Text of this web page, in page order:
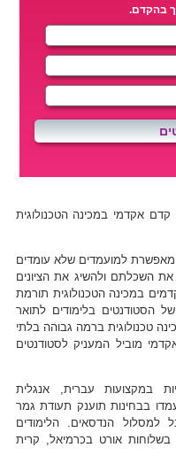
בהקדם.
אקדמי במכינה הטכנולוגית
מאפשרת למועמדים שלא עומדים
השכלתם ולהשיג את הציונים
במכינה הטכנולוגית תורמת
הסטודנטים בלימודים לתואר
טכנולוגית ברמה גבוהה בלתי
מוביל המעניק לסטודנטים
במקצועות עברית, אנגלית
בבחינות תוענק תעודת גמר
הנדסאים. הלימודים
בשלוחות אורט בכרמיאל, קרית